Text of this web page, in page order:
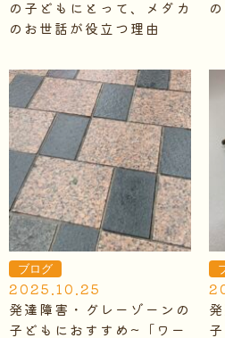
の子どもにとって、メダカ
のお世話が役立つ理由
ブログ
2025.10.25
発達障害・グレーゾーンの
子どもにおすすめ~「ワー